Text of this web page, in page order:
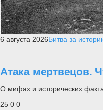
6 августа 2026Битва за
Атака мертвецов.
О мифах и исторических
25 0 0